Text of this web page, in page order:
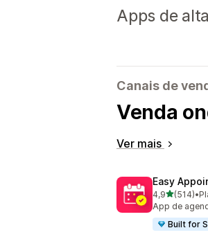
Apps de
Canais de
Venda
Ver mais
Easy
4,9de 5(514)
514 •
App de
Built for